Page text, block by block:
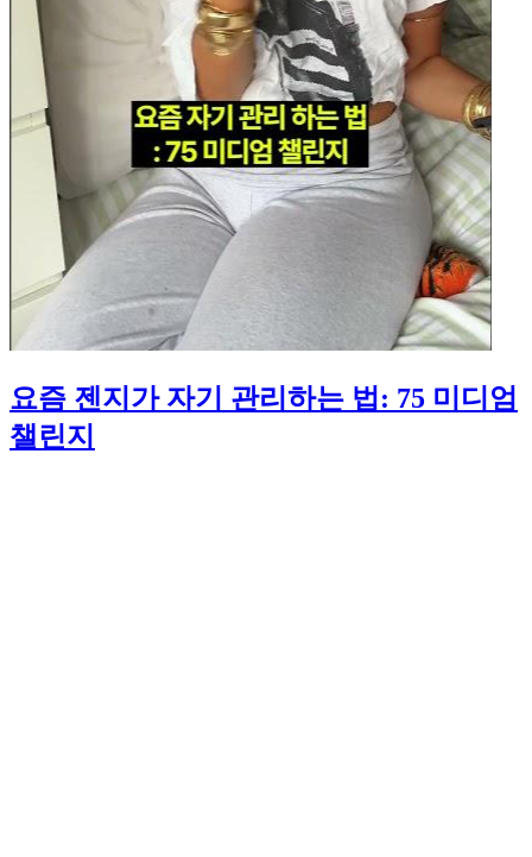
요즘 젠지가 자기 관리하는 법: 75 미디엄
챌린지